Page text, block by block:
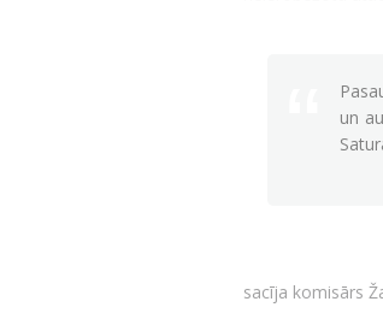
un
sacīja komisārs